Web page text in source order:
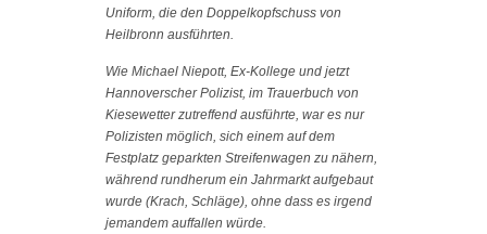
Uniform, die den Doppelkopfschuss von
Heilbronn ausführten.
Wie Michael Niepott, Ex-Kollege und jetzt
Hannoverscher Polizist, im Trauerbuch von
Kiesewetter zutreffend ausführte, war es nur
Polizisten möglich, sich einem auf dem
Festplatz geparkten Streifenwagen zu nähern,
während rundherum ein Jahrmarkt aufgebaut
wurde (Krach, Schläge), ohne dass es irgend
jemandem auffallen würde.